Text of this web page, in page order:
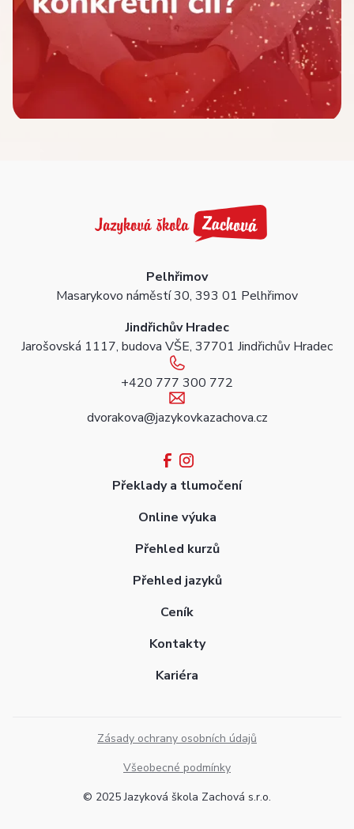
Pelhřimov
Masarykovo náměstí 30, 393 01 Pelhřimov
Jindřichův Hradec
Jarošovská 1117, budova VŠE, 37701 Jindřichův Hradec
+420 777 300 772
dvorakova@jazykovkazachova.cz
Překlady a tlumočení
Online výuka
Přehled kurzů
Přehled jazyků
Ceník
Kontakty
Kariéra
© 2025 Jazyková škola Zachová s.r.o.
Zásady ochrany osobních údajů
Všeobecné podmínky